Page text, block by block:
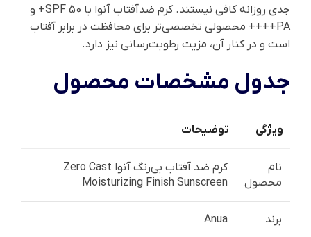
جدی روزانه کافی نیستند. کرم ضدآفتاب آنوا با SPF 50+ و
PA++++ محصولی تخصصی‌تر برای محافظت در برابر آفتاب
است و در کنار آن، مزیت رطوبت‌رسانی نیز دارد.
جدول مشخصات محصول
ویژگی توضیحات
نام
محصول
کرم ضد آفتاب بی‌رنگ آنوا Zero Cast
Moisturizing Finish Sunscreen
برند Anua